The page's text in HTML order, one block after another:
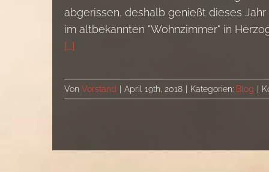
abgerissen, deshalb genießt dieses
im altbekannten "Wohnzimmer" in
[...]
Von Vorstand April 19th, 2018 Kategorien: Blog